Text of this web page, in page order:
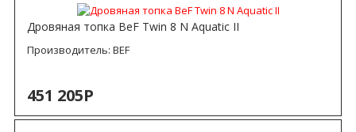
Дровяная топка BeF Twin 8 N Aquatic II
Производитель: BEF
451 205Р